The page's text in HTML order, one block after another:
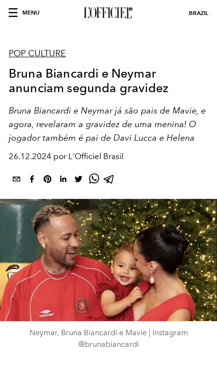
MENU BRAZIL
POP CULTURE
Bruna Biancardi e Neymar
anunciam segunda gravidez
Bruna Biancardi e Neymar já são pais de Mavie, e
agora, revelaram a gravidez de uma menina! O
jogador também é pai de Davi Lucca e Helena
26.12.2024 por L'Officiel Brasil
Neymar, Bruna Biancardi e Mavie | Instagram
@brunabiancardi